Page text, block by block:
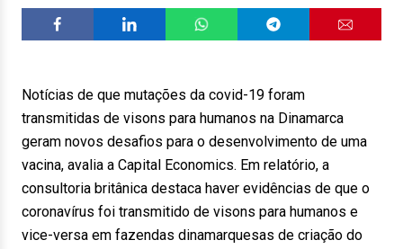
Notícias de que mutações da covid-19 foram
transmitidas de visons para humanos na Dinamarca
geram novos desafios para o desenvolvimento de uma
vacina, avalia a Capital Economics. Em relatório, a
consultoria britânica destaca haver evidências de que o
coronavírus foi transmitido de visons para humanos e
vice-versa em fazendas dinamarquesas de criação do